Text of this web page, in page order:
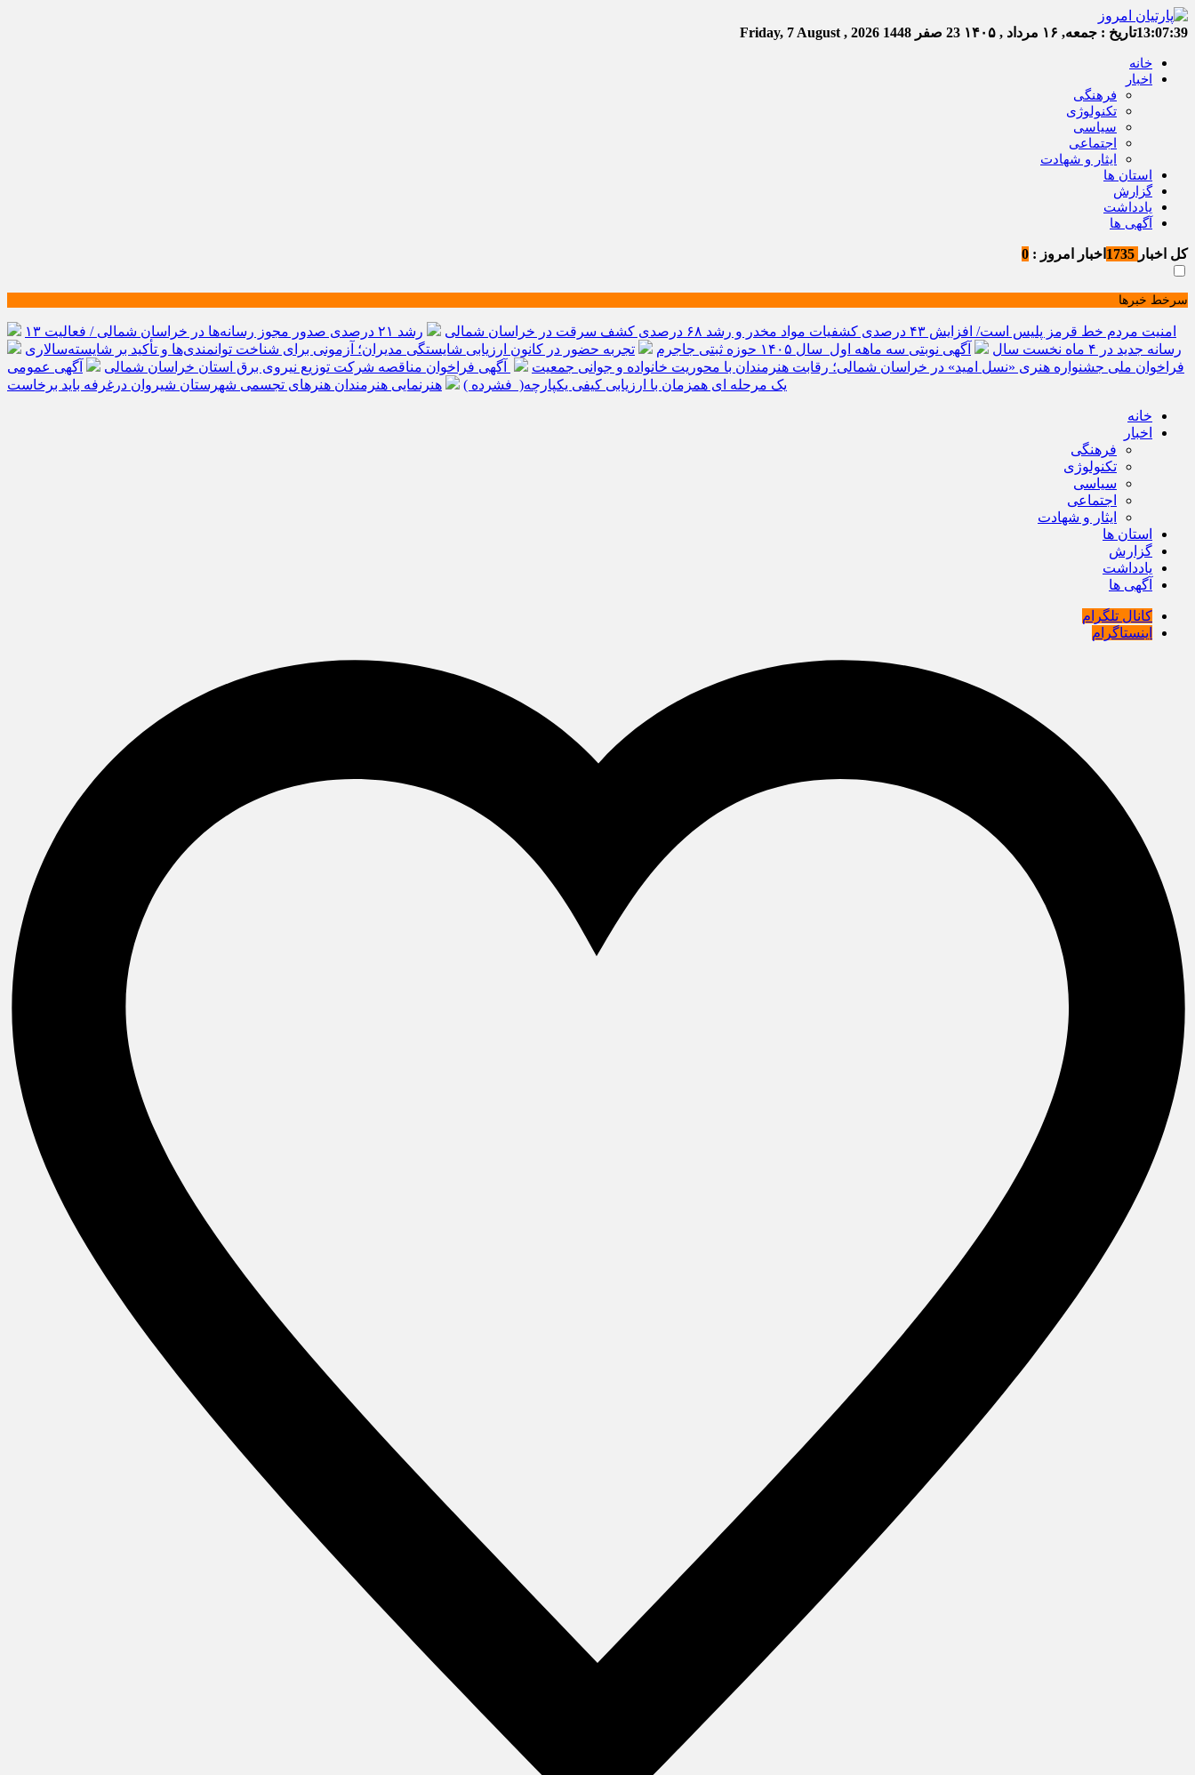
13:07:40تاریخ : جمعه, ۱۶ مرداد , ۱۴۰۵ 23 صفر 1448
خانه
اخبار
فرهنگی
تکنولوژی
سیاسی
اجتماعی
ایثار و شهادت
استان ها
گزارش
یادداشت
آگهی ها
کل اخبار اخبار امروز : 0
سرخط خبرها
امنیت مردم خط قرمز پلیس است/ افزایش ۴۳ درصدی کشفیات مواد مخدر و رشد ۶۸ درصدی کشف سرقت در خراسان شمالی
رشد ۲۱ درصدی صدور مجوز رسانه‌ها در خراسان شمالی / فعالیت ۱۳
رسانه جدید در ۴ ماه نخست سال
آگهی نوبتی سه ماهه اول سال ۱۴۰۵ حوزه ثبتی جاجرم
تجربه حضور در کانون ارزیابی شایستگی مدیران؛ آزمونی برای شناخت توانمندی‌ها و تأکید بر شایسته‌سالاری
فراخوان ملی جشنواره هنری «نسل امید» در خراسان شمالی؛ رقابت هنرمندان با محوریت خانواده و جوانی جمعیت
آگهی فراخوان مناقصه شرکت توزیع نیروی برق استان خراسان شمالی
آگهی عمومی
یک مرحله ای همزمان با ارزیابی کیفی یکپارچه( فشرده )
هنرنمایی هنرمندان هنرهای تجسمی شهرستان شیروان درغرفه باید برخاست
خانه
اخبار
فرهنگی
تکنولوژی
سیاسی
اجتماعی
ایثار و شهادت
استان ها
گزارش
یادداشت
آگهی ها
کانال تلگرام
اینستاگرام